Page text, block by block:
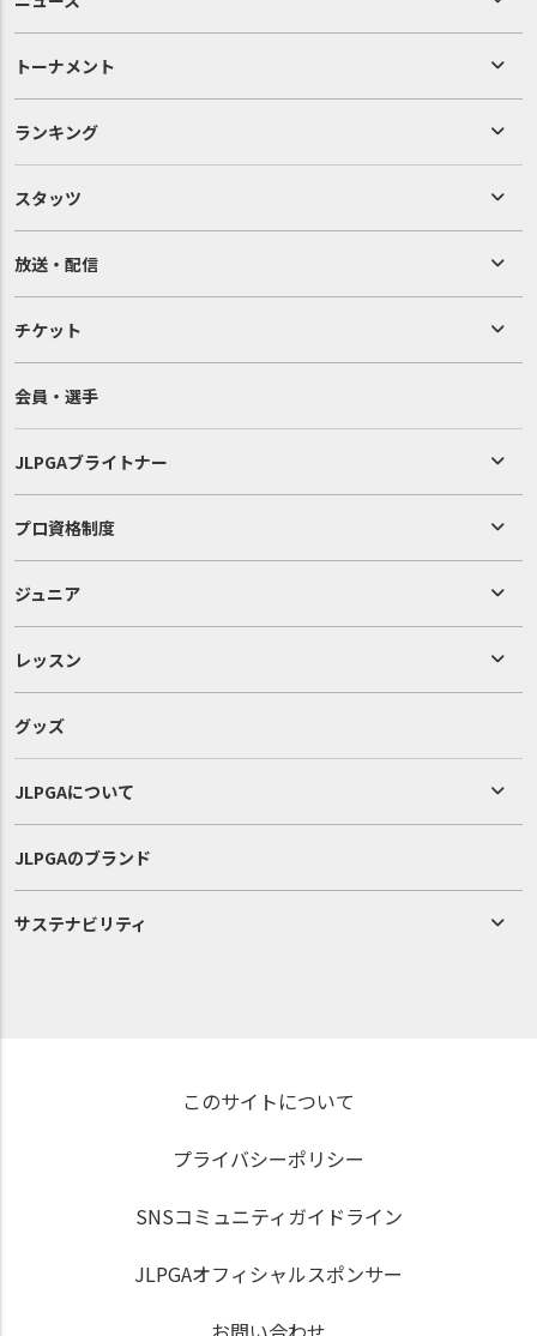
トーナメント
ランキング
スタッツ
放送・配信
チケット
会員・選手
JLPGAブライトナー
プロ資格制度
ジュニア
レッスン
グッズ
JLPGAについて
JLPGAのブランド
サステナビリティ
このサイトについて
プライバシーポリシー
SNSコミュニティガイドライン
JLPGAオフィシャルスポンサー